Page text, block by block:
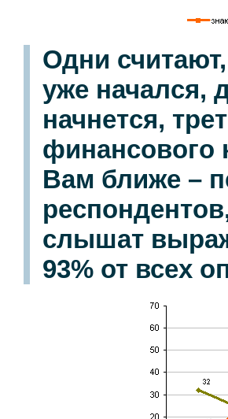
Одни
уже начался,
начнется,
финансового
Вам ближе –
слышат
93% от всех